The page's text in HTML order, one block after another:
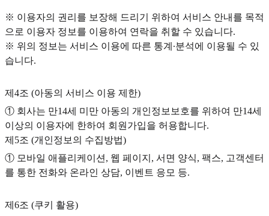
※ 이용자의 권리를 보장해 드리기 위하여 서비스 안내를 목적
으로 이용자 정보를 이용하여 연락을 취할 수 있습니다.
※ 위의 정보는 서비스 이용에 따른 통계∙분석에 이용될 수 있
습니다.
제4조 (아동의 서비스 이용 제한)
① 회사는 만14세 미만 아동의 개인정보보호를 위하여 만14세
이상의 이용자에 한하여 회원가입을 허용합니다.
제5조 (개인정보의 수집방법)
① 모바일 애플리케이션, 웹 페이지, 서면 양식, 팩스, 고객센터
를 통한 전화와 온라인 상담, 이벤트 응모 등.
제6조 (쿠키 활용)